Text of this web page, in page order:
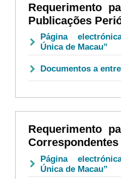
Requerimento
Publicações
Página
Única de Macau”
Documentos a
Requerimento
Correspondentes
Página
Única de Macau”